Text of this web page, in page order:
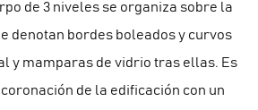
de 3 niveles se organiza sobre la
denotan bordes boleados y curvos
y mamparas de vidrio tras ellas. Es
de la edificación con un